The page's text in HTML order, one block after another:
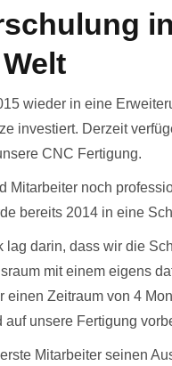
wieder in eine
investiert. Derzeit
CNC Fertigung.
Mitarbeiter noch
bereits 2014 in eine
lag darin, dass wir die
mit einem eigens
einen Zeitraum von 4
auf unsere Fertigung
Mitarbeiter seinen